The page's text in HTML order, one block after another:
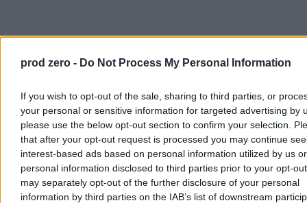
prod zero - Do Not Process My Personal Information
If you wish to opt-out of the sale, sharing to third parties, or
your personal or sensitive information for targeted advertising by
please use the below opt-out section to confirm your selection.
that after your opt-out request is processed you may continue
interest-based ads based on personal information utilized by us or
personal information disclosed to third parties prior to your opt-
may separately opt-out of the further disclosure of your personal
information by third parties on the IAB’s list of downstream